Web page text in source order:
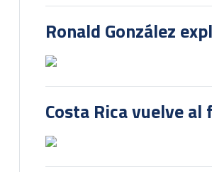
Ronald González
Costa Rica vuelve